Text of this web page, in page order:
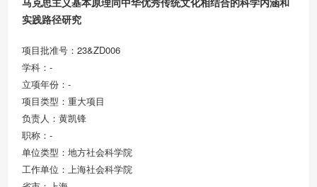
实践路径研究
项目批准号：23&ZD006
学科：-
立项年份：-
项目类型：重大项目
负责人：黄凯锋
职称：-
单位类型：地方社会科学院
工作单位：上海社会科学院